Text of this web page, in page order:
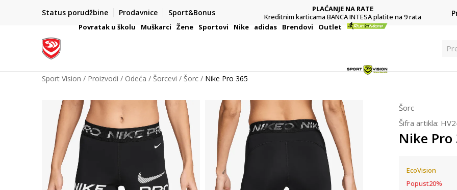
Status porudžbine Prodavnice Sport&Bonus
VAŽNO OBAVEŠTENJE ZA POTROŠAČE
PLAĆANJE NA RATE
Kreditnim karticama BANCA INTESA platite na 9 rata
Povratak u školu Muškarci Žene Sportovi Nike adidas Brendovi Outlet
Sport Vision Proizvodi Odeća Šorcevi Šorc Nike Pro 365
Šorc
Šifra artikla:
Nike Pro
EcoVision
Popust20%